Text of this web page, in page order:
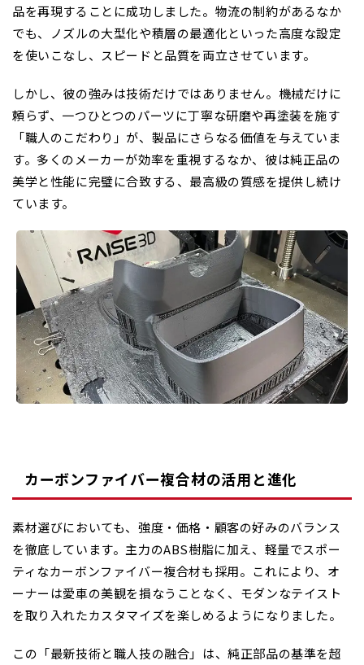
品を再現することに成功しました。物流の制約があるなか
でも、ノズルの大型化や積層の最適化といった高度な設定
を使いこなし、スピードと品質を両立させています。
しかし、彼の強みは技術だけではありません。機械だけに
頼らず、一つひとつのパーツに丁寧な研磨や再塗装を施す
「職人のこだわり」が、製品にさらなる価値を与えていま
す。多くのメーカーが効率を重視するなか、彼は純正品の
美学と性能に完璧に合致する、最高級の質感を提供し続け
ています。
カーボンファイバー複合材の活用と進化
素材選びにおいても、強度・価格・顧客の好みのバランス
を徹底しています。主力のABS樹脂に加え、軽量でスポー
ティなカーボンファイバー複合材も採用。これにより、オ
ーナーは愛車の美観を損なうことなく、モダンなテイスト
を取り入れたカスタマイズを楽しめるようになりました。
この「最新技術と職人技の融合」は、純正部品の基準を超